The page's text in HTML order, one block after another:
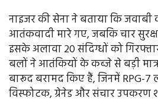
नाइजर की सेना ने बताया कि जवाबी
आतंकवादी मारे गए, जबकि चार
इसके अलावा 20 संदिग्धों को
बलों ने आतंकियों के कब्जे से बड़ी
बारूद बरामद किए हैं, जिनमें RPG-7
विस्फोटक, ग्रेनेड और संचार उपकरण